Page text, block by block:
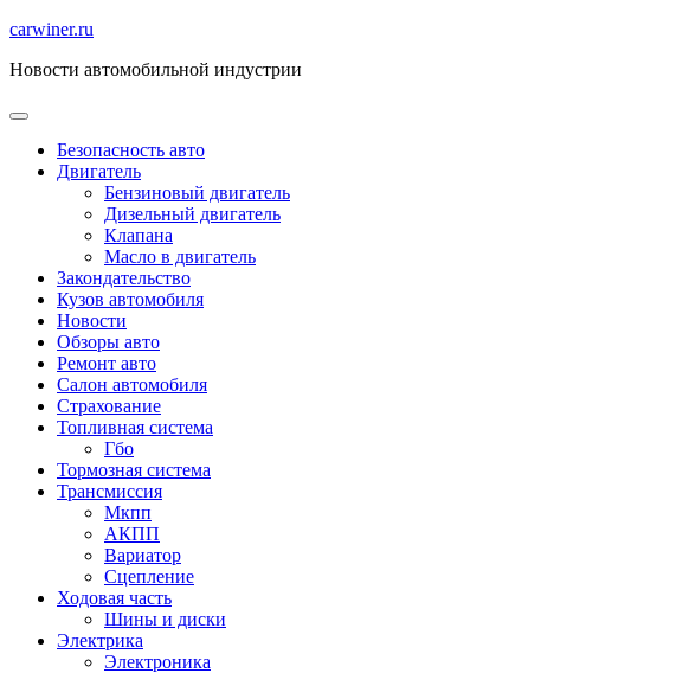
Перейти
содержимому
carwiner.ru
Новости автомобильной индустрии
Безопасность авто
Двигатель
Бензиновый двигатель
Дизельный двигатель
Клапана
Масло в двигатель
Закондательство
Кузов автомобиля
Новости
Обзоры авто
Ремонт авто
Салон автомобиля
Страхование
Топливная система
Гбо
Тормозная система
Трансмиссия
Мкпп
АКПП
Вариатор
Сцепление
Ходовая часть
Шины и диски
Электрика
Электроника